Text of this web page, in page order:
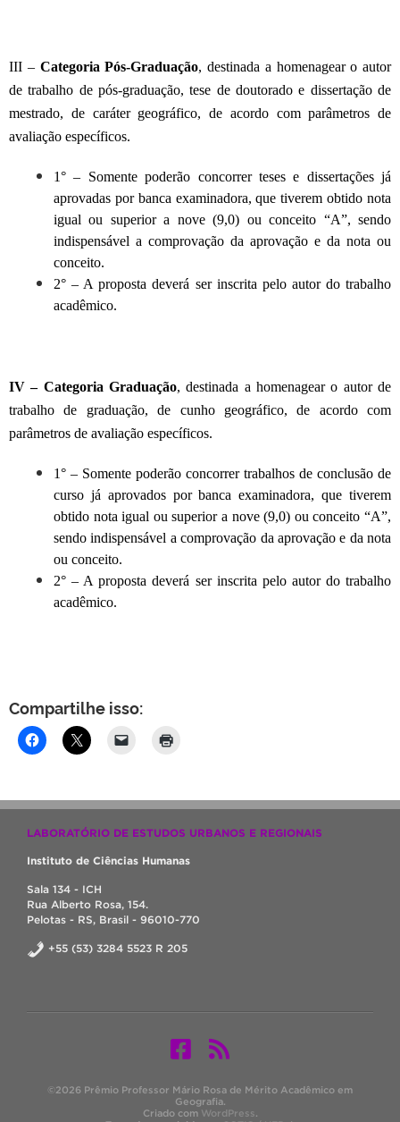
III – Categoria Pós-Graduação, destinada a homenagear o autor
de trabalho de pós-graduação, tese de doutorado e dissertação de
mestrado, de caráter geográfico, de acordo com parâmetros de
avaliação específicos.
1° – Somente poderão concorrer teses e dissertações já
aprovadas por banca examinadora, que tiverem obtido nota
igual ou superior a nove (9,0) ou conceito “A”, sendo
indispensável a comprovação da aprovação e da nota ou
conceito.
2° – A proposta deverá ser inscrita pelo autor do trabalho
acadêmico.
IV – Categoria Graduação, destinada a homenagear o autor de
trabalho de graduação, de cunho geográfico, de acordo com
parâmetros de avaliação específicos.
1° – Somente poderão concorrer trabalhos de conclusão de
curso já aprovados por banca examinadora, que tiverem
obtido nota igual ou superior a nove (9,0) ou conceito “A”,
sendo indispensável a comprovação da aprovação e da nota
ou conceito.
2° – A proposta deverá ser inscrita pelo autor do trabalho
acadêmico.
Compartilhe isso:
LABORATÓRIO DE ESTUDOS URBANOS E REGIONAIS
Instituto de Ciências Humanas
Sala 134 - ICH
Rua Alberto Rosa, 154.
Pelotas - RS, Brasil - 96010-770
+55 (53) 3284 5523 R 205
©2026 Prêmio Professor Mário Rosa de Mérito Acadêmico em
Geografia.
Criado com WordPress.